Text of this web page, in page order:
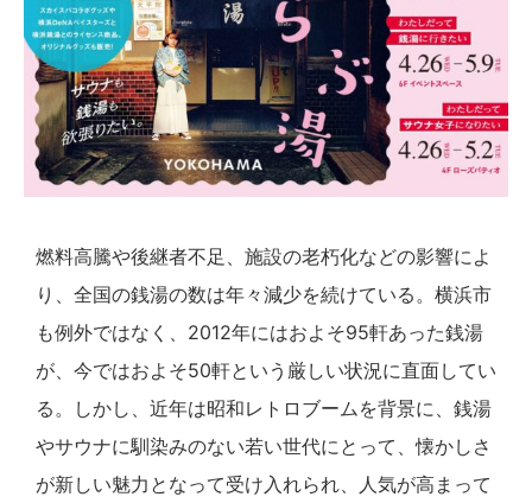
燃料高騰や後継者不足、施設の老朽化などの影響によ
り、全国の銭湯の数は年々減少を続けている。横浜市
も例外ではなく、2012年にはおよそ95軒あった銭湯
が、今ではおよそ50軒という厳しい状況に直面してい
る。しかし、近年は昭和レトロブームを背景に、銭湯
やサウナに馴染みのない若い世代にとって、懐かしさ
が新しい魅力となって受け入れられ、人気が高まって